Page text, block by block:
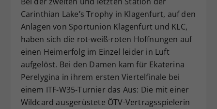
Carinthian Lake’s Trophy in Klagenfurt, auf den
Anlagen von Sportunion Klagenfurt und KLC,
haben sich die rot-weiß-roten Hoffnungen auf
einen Heimerfolg im Einzel leider in Luft
aufgelöst. Bei den Damen kam für Ekaterina
Perelygina in ihrem ersten Viertelfinale bei
einem ITF-W35-Turnier das Aus: Die mit einer
Wildcard ausgerüstete ÖTV-Vertragsspielerin
Zweck
Dieser Wert speichert Ihre Consent-
Einstellungen. Unter anderem eine
zufällig generierte ID, für die
historische Speicherung Ihrer
vorgenommen Einstellungen, falls der
Webseiten-Betreiber dies eingestellt
hat.